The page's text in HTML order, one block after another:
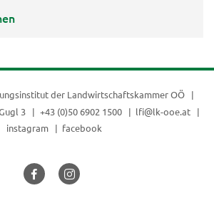
der Landwirtschaftskammer OÖ
3 +43 (0)50 6902 1500
lfi@lk-ooe.at
instagram
facebook